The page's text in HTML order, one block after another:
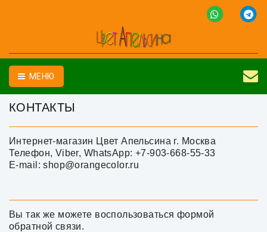
МЕНЮ
КОНТАКТЫ
Интернет-магазин Цвет Апельсина г. Москва
Телефон, Viber, WhatsApp: +7-903-668-55-33
E-mail: shop@orangecolor.ru
Вы так же можете воспользоваться формой
обратной связи.